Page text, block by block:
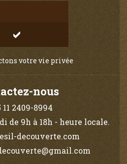
votre vie privée
nous
11 2409-8994
de 9h à 18h - heure locale.
decouverte.com